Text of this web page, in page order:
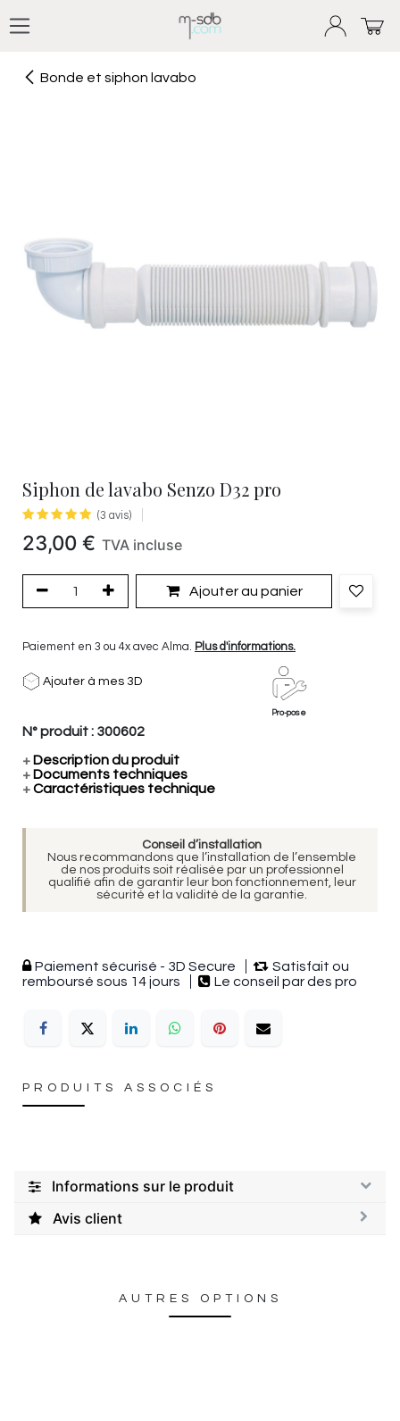
Bonde et siphon lavabo
Siphon de lavabo Senzo D32 pro
(3 avis)
23,00 € TVA incluse
Ajouter au panier
Paiement en 3 ou 4x avec Alma. Plus d'informations.
Ajouter à mes 3D
Pro-pose
N° produit : 300602
+ Description du produit
+ Documents techniques
+Caractéristiques technique
Conseil d’installation
Nous recommandons que l’installation de l’ensemble
de nos produits soit réalisée par un professionnel
qualifié afin de garantir leur bon fonctionnement, leur
sécurité et la validité de la garantie.
Paiement sécurisé - 3D Secure
Satisfait ou
remboursé sous 14 jours
Le conseil par des pro
PRODUITS ASSOCIÉS
Informations sur le produit
Avis client
AUTRES OPTIONS